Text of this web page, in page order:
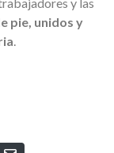
pie, unidos y